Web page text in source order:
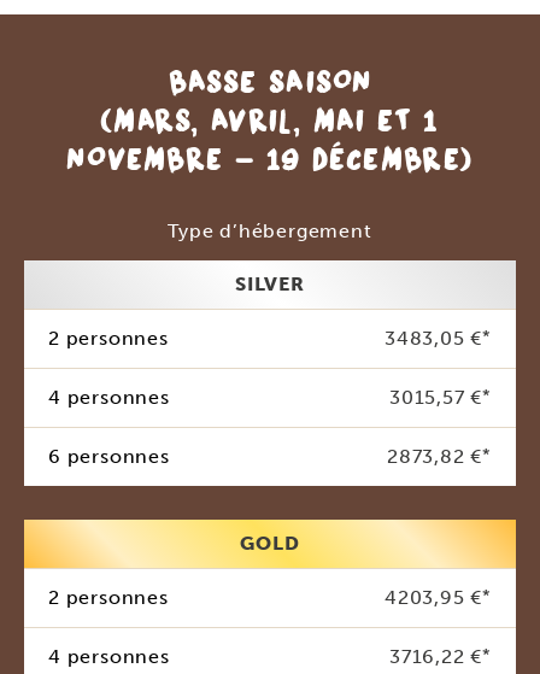
BASSE SAISON
(MARS, AVRIL, MAI ET 1
NOVEMBRE - 19 DÉCEMBRE)
Type d’hébergement
SILVER
2 personnes 3483,05 €*
4 personnes 3015,57 €*
6 personnes 2873,82 €*
GOLD
2 personnes 4203,95 €*
4 personnes 3716,22 €*